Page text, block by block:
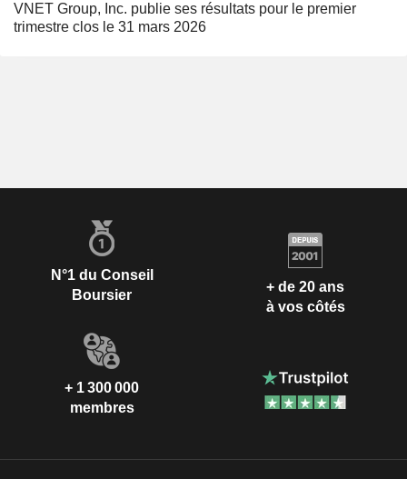
VNET Group, Inc. publie ses résultats pour le premier
trimestre clos le 31 mars 2026
N°1 du Conseil
Boursier
+ de 20 ans
à vos côtés
+ 1 300 000
membres